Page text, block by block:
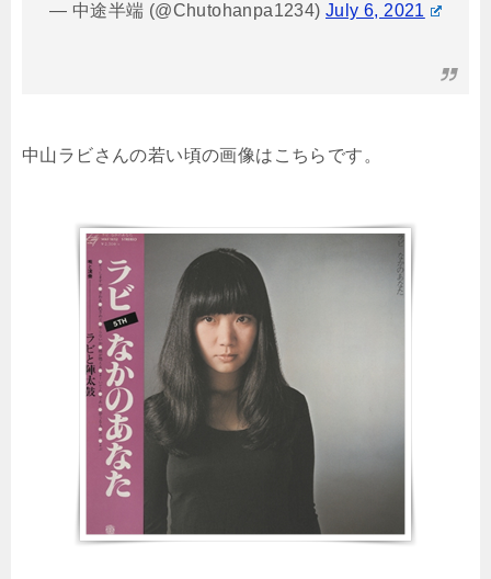
— 中途半端 (@Chutohanpa1234) July 6, 2021
中山ラビさんの若い頃の画像はこちらです。